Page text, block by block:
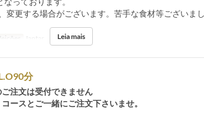
変更する場合がございます。苦手な食材等ございま
Jantar Leia mais
分
注文は受付できません
ースとご一緒にご注文下さいませ。